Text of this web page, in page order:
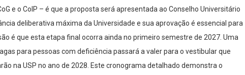
e o CoIP – é que a proposta será apresentada ao Conselho Universitário
deliberativa máxima da Universidade e sua aprovação é essencial para
é que esta etapa final ocorra ainda no primeiro semestre de 2027. Uma
para pessoas com deficiência passará a valer para o vestibular que
na USP no ano de 2028. Este cronograma detalhado demonstra o